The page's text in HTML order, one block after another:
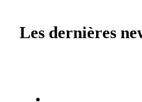
Les dernières